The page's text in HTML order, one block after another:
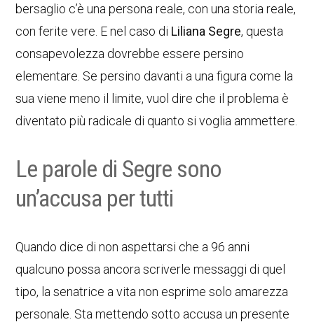
bersaglio c’è una persona reale, con una storia reale,
con ferite vere. E nel caso di Liliana Segre, questa
consapevolezza dovrebbe essere persino
elementare. Se persino davanti a una figura come la
sua viene meno il limite, vuol dire che il problema è
diventato più radicale di quanto si voglia ammettere.
Le parole di Segre sono
un’accusa per tutti
Quando dice di non aspettarsi che a 96 anni
qualcuno possa ancora scriverle messaggi di quel
tipo, la senatrice a vita non esprime solo amarezza
personale. Sta mettendo sotto accusa un presente